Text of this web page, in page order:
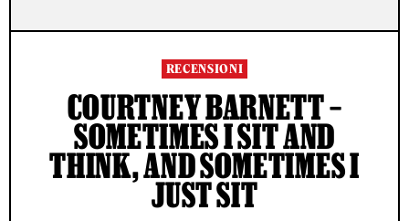
RECENSIONI
COURTNEY BARNETT –
SOMETIMES I SIT AND
THINK, AND SOMETIMES I
JUST SIT